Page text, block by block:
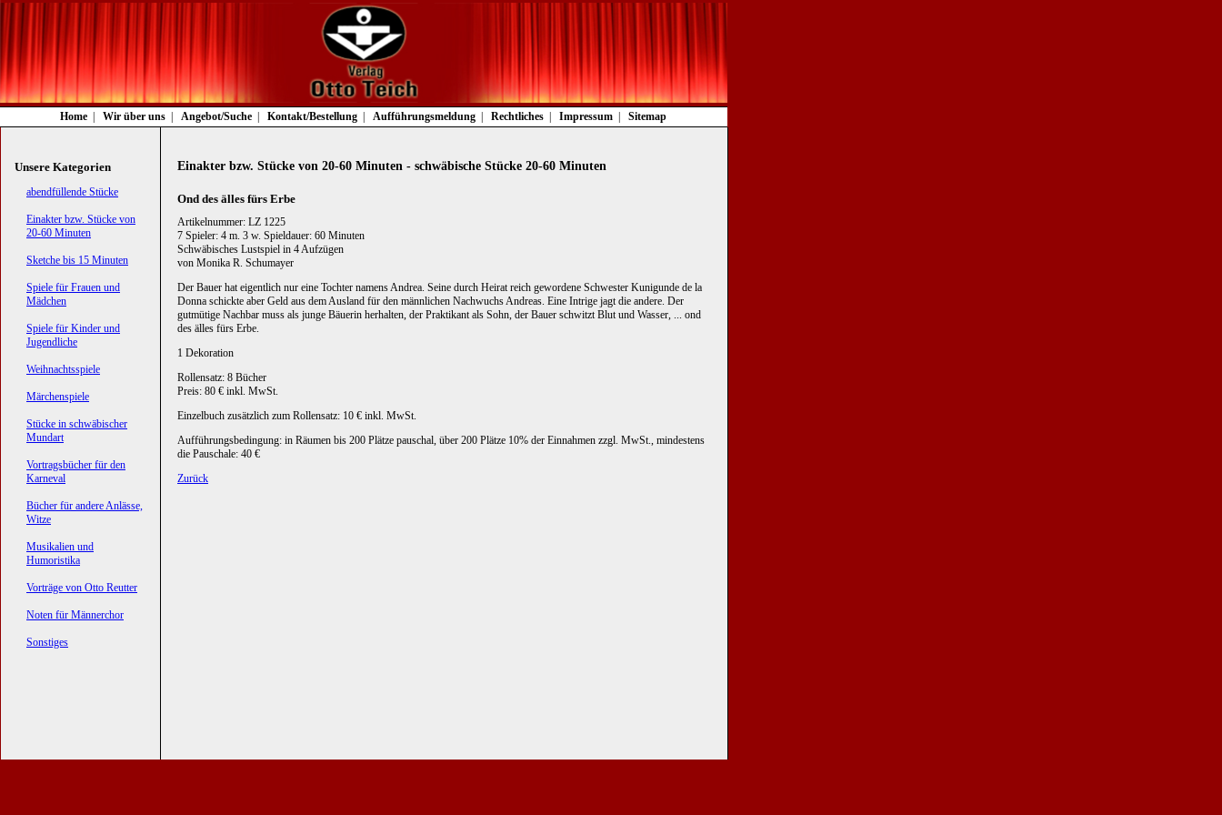
Navigation
überspringen
Home Wir über uns Angebot/Suche Kontakt/Bestellung Aufführungsmeldung Rechtliches Impressum Sitemap
Einakter bzw. Stücke von 20-60 Minuten - schwäbische Stücke 20-60 Minuten
Ond des älles fürs Erbe
Artikelnummer: LZ 1225
7 Spieler: 4 m. 3 w. Spieldauer: 60 Minuten
Schwäbisches Lustspiel in 4 Aufzügen
von Monika R. Schumayer
Der Bauer hat eigentlich nur eine Tochter namens Andrea. Seine durch Heirat reich gewordene Schwester Kunigunde de la
Donna schickte aber Geld aus dem Ausland für den männlichen Nachwuchs Andreas. Eine Intrige jagt die andere. Der
gutmütige Nachbar muss als junge Bäuerin herhalten, der Praktikant als Sohn, der Bauer schwitzt Blut und Wasser, ... ond
des älles fürs Erbe.
1 Dekoration
Rollensatz: 8 Bücher
Preis: 80 € inkl. MwSt.
Einzelbuch zusätzlich zum Rollensatz: 10 € inkl. MwSt.
Aufführungsbedingung: in Räumen bis 200 Plätze pauschal, über 200 Plätze 10% der Einnahmen zzgl. MwSt., mindestens
die Pauschale: 40 €
Zurück
Unsere Kategorien
Navigation
abendfüllende Stücke
Einakter bzw. Stücke von
20-60 Minuten
Sketche bis 15 Minuten
Spiele für Frauen und
Mädchen
Spiele für Kinder und
Jugendliche
Weihnachtsspiele
Märchenspiele
Stücke in schwäbischer
Mundart
Vortragsbücher für den
Karneval
Bücher für andere Anlässe,
Witze
Musikalien und
Humoristika
Vorträge von Otto Reutter
Noten für Männerchor
Sonstiges